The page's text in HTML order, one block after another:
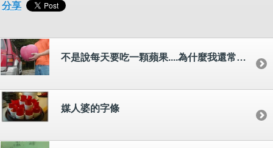
分享
不是說每天要吃一顆蘋果....為什麼我還常常跑醫院??
媒人婆的字條